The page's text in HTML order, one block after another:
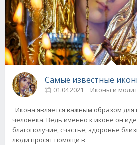
Самые известные
01.04.2021 Иконы и
Икона является важным образом для
человека. Ведь именно к иконе он
благополучие, счастье, здоровье
люди просят помощи в